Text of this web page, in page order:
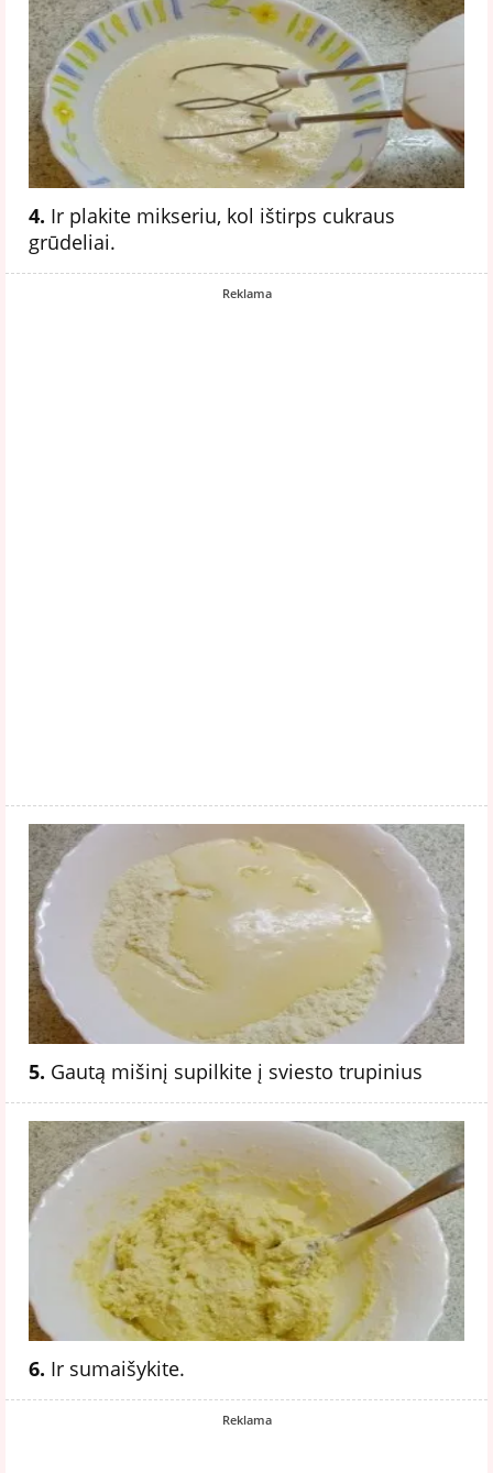
4. Ir plakite mikseriu, kol ištirps cukraus
grūdeliai.
Reklama
5. Gautą mišinį supilkite į sviesto trupinius
6. Ir sumaišykite.
Reklama